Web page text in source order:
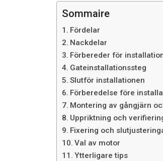
Sommaire
Fördelar
Nackdelar
Förbereder för
Gateinstallationssteg
Slutför installationen
Förberedelse före
Montering av gångjärn
Uppriktning och
Fixering och
Val av motor
Ytterligare tips